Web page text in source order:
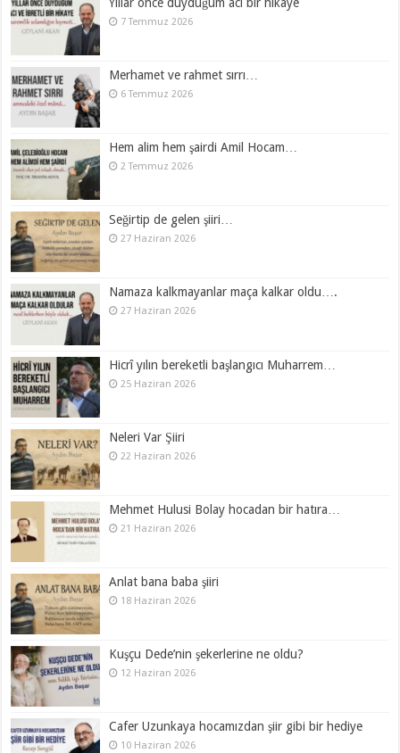
7 Temmuz 2026
Merhamet ve rahmet sırrı…
6 Temmuz 2026
Hem alim hem şairdi Amil Hocam…
2 Temmuz 2026
Seğirtip de gelen şiiri…
27 Haziran 2026
Namaza kalkmayanlar maça kalkar oldu….
27 Haziran 2026
Hicrî yılın bereketli başlangıcı Muharrem…
25 Haziran 2026
Neleri Var Şiiri
22 Haziran 2026
Mehmet Hulusi Bolay hocadan bir hatıra…
21 Haziran 2026
Anlat bana baba şiiri
18 Haziran 2026
Kuşçu Dede’nin şekerlerine ne oldu?
12 Haziran 2026
Cafer Uzunkaya hocamızdan şiir gibi bir hediye
10 Haziran 2026